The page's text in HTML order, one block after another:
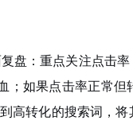
盘：重点关注点击
；如果点击率正常
高转化的搜索词，